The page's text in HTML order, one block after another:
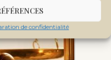
de confidentialité
après…